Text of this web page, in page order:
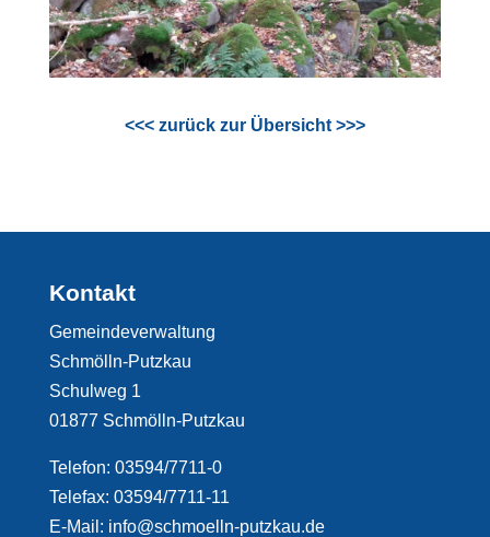
<<< zurück zur Übersicht >>>
Kontakt
Gemeindeverwaltung
Schmölln-Putzkau
Schulweg 1
01877 Schmölln-Putzkau
Telefon: 03594/7711-0
Telefax: 03594/7711-11
E-Mail: info@schmoelln-putzkau.de